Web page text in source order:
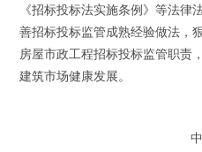
《招标投标法实施条例》等法
善招标投标监管成熟经验做法，
房屋市政工程招标投标监管职责
建筑市场健康发展。
中华人民共